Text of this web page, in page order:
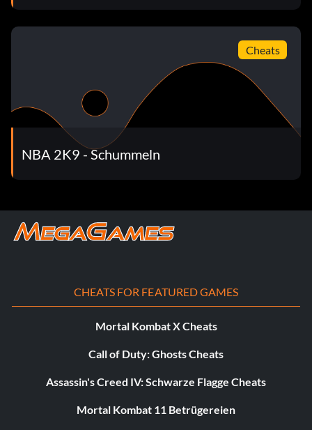
Wettbewerbe Shots: 30
Michael Jordan
Verwenden Sie die folgenden Anpassungen. Hinweis: Wenn
ihnen ganz nach links und dann nach rechts, um den
zugewiesenen Betrag zu erhöhen.
Lebensdaten
Erster Name: Michael
Nachname: Jordanien
Cheats
NBA 2K9 - Schummeln
CHEATS FOR FEATURED GAMES
Mortal Kombat X Cheats
Call of Duty: Ghosts Cheats
Assassin's Creed IV: Schwarze Flagge Cheats
Mortal Kombat 11 Betrügereien